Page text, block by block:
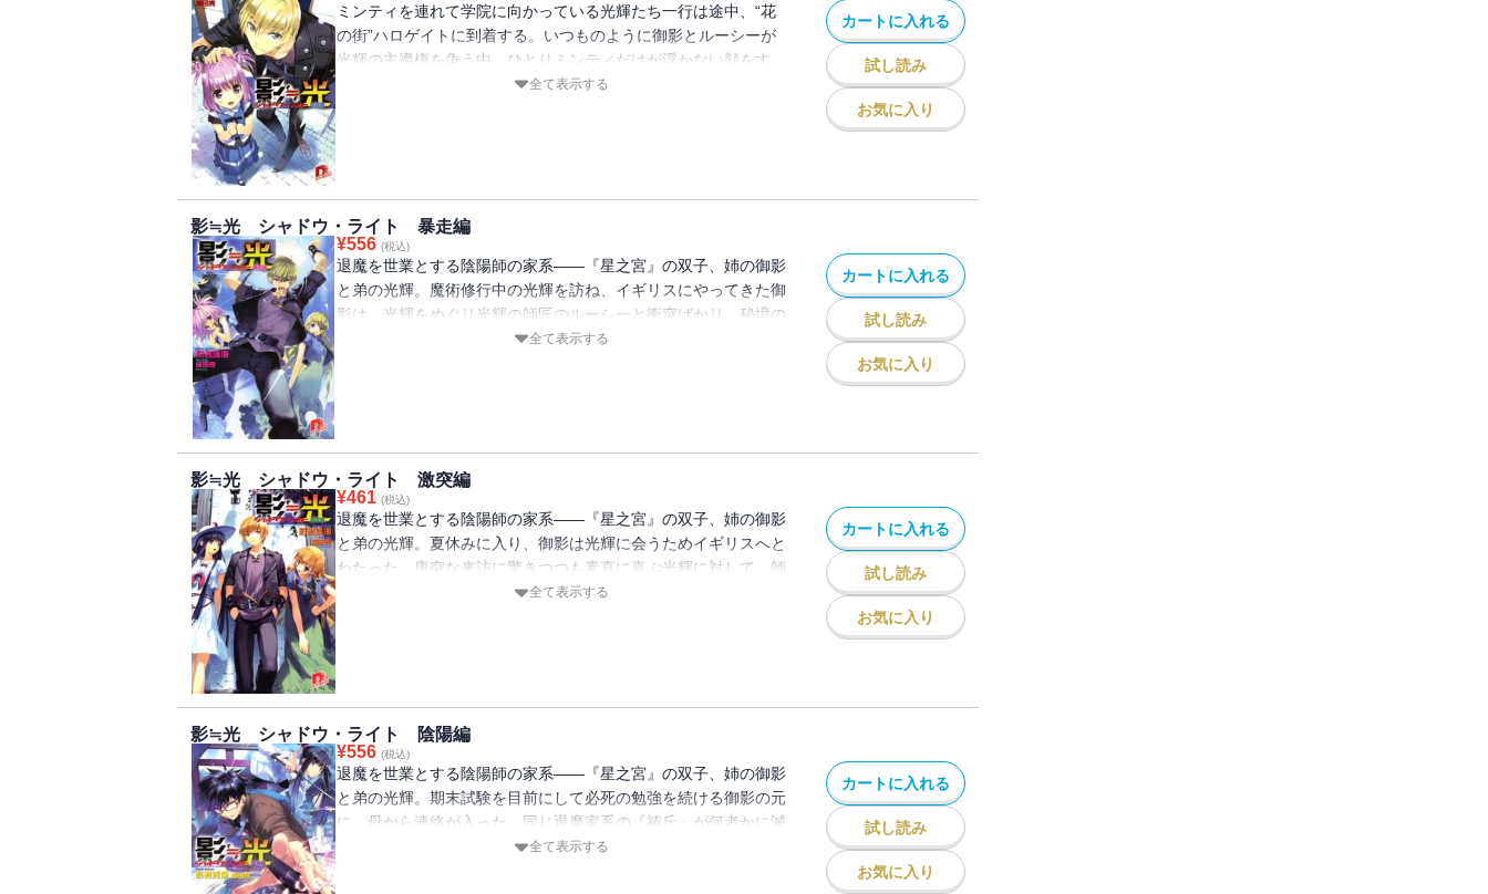
ミンティを連れて学院に向かっている光輝たち一行は途中、“花
の街”ハロゲイトに到着する。いつものように御影とルーシーが
光輝の主導権を争う中、ひとりミンティだけが浮かない顔をす
る。そう、ハロゲイトはミンティにとって忘れられない街だった
全て表示する
カートに入れる
試し読み
お気に入り
影≒光 シャドウ・ライト 暴走編
¥556 (税込)
退魔を世業とする陰陽師の家系――『星之宮』の双子、姉の御影
と弟の光輝。魔術修行中の光輝を訪ね、イギリスにやってきた御
影は、光輝をめぐり光輝の師匠のルーシーと衝突ばかり。秘境の
森で氷漬けにされ、捕らわれていた魔術師ジュエルを家に送り届
全て表示する
カートに入れる
試し読み
お気に入り
影≒光 シャドウ・ライト 激突編
¥461 (税込)
退魔を世業とする陰陽師の家系――『星之宮』の双子、姉の御影
と弟の光輝。夏休みに入り、御影は光輝に会うためイギリスへと
わたった。唐突な来訪に驚きつつも素直に喜ぶ光輝に対して、師
匠のルーシーは邪魔者が来たと不機嫌そのもの。翌日、修行の様
全て表示する
カートに入れる
試し読み
お気に入り
影≒光 シャドウ・ライト 陰陽編
¥556 (税込)
退魔を世業とする陰陽師の家系――『星之宮』の双子、姉の御影
と弟の光輝。期末試験を目前にして必死の勉強を続ける御影の元
に、母から連絡が入った。同じ退魔家系の『祷丘』が何者かに滅
ぼされ、『星之宮』に退魔の代行と犯人討伐の依頼がきていると
全て表示する
カートに入れる
試し読み
お気に入り